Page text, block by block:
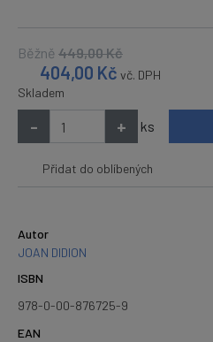
Běžně 449,00Kč
404,00 Kč vč. DPH
Skladem
- + ks
Přidat do oblíbených
Autor
JOAN DIDION
ISBN
978-0-00-876725-9
EAN